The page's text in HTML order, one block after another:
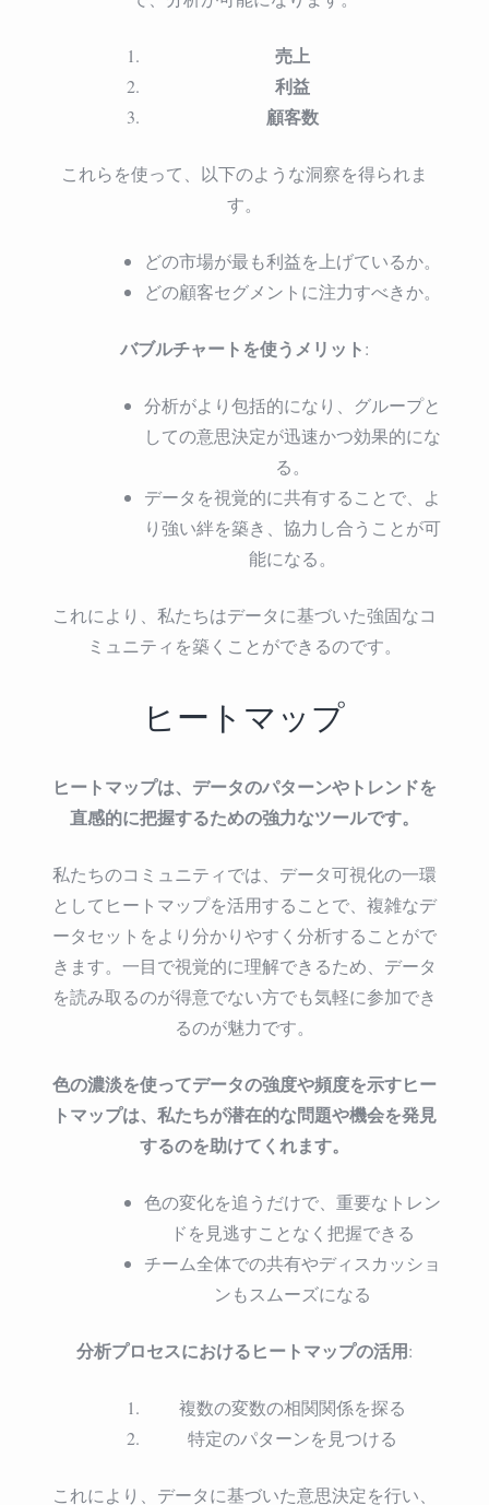
売上
利益
顧客数
これらを使って、以下のような洞察を得られま
す。
どの市場が最も利益を上げているか。
どの顧客セグメントに注力すべきか。
バブルチャートを使うメリット:
分析がより包括的になり、グループと
しての意思決定が迅速かつ効果的にな
る。
データを視覚的に共有することで、よ
り強い絆を築き、協力し合うことが可
能になる。
これにより、私たちはデータに基づいた強固なコ
ミュニティを築くことができるのです。
ヒートマップ
ヒートマップは、データのパターンやトレンドを
直感的に把握するための強力なツールです。
私たちのコミュニティでは、データ可視化の一環
としてヒートマップを活用することで、複雑なデ
ータセットをより分かりやすく分析することがで
きます。一目で視覚的に理解できるため、データ
を読み取るのが得意でない方でも気軽に参加でき
るのが魅力です。
色の濃淡を使ってデータの強度や頻度を示すヒー
トマップは、私たちが潜在的な問題や機会を発見
するのを助けてくれます。
色の変化を追うだけで、重要なトレン
ドを見逃すことなく把握できる
チーム全体での共有やディスカッショ
ンもスムーズになる
分析プロセスにおけるヒートマップの活用:
複数の変数の相関関係を探る
特定のパターンを見つける
これにより、データに基づいた意思決定を行い、